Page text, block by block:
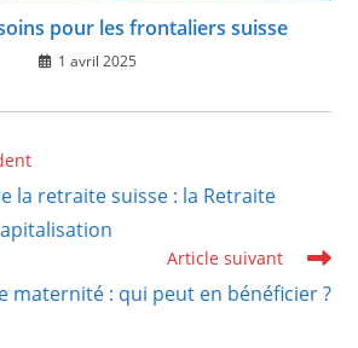
soins pour les frontaliers suisse
1 avril 2025
la retraite suisse : la Retraite
Article suivant
maternité : qui peut en bénéficier ?